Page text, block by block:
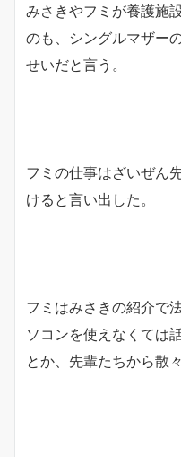
みさきやフミが養護施
のも、シングルマザー
せいだと言う。
フミの仕事はざいぜん
けると言い出した。
フミはみさきの紹介で
ソコンを使えなくては
とか、先輩たちから散